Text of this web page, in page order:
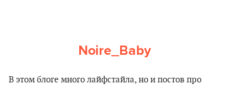
Noire_Baby
В этом блоге много лайфстайла, но и постов про